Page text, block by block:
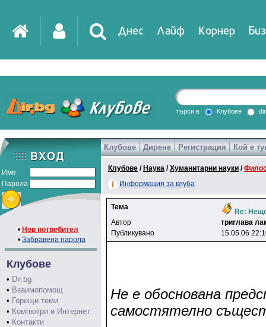
Днес Лайф Корнер
DirTV Impressio
Games
търси в Клубове
Име
Парола
• Нов потребител
• Забравена парола
Клубове
• Dir.bg
• Взаимопомощ
• Горещи теми
• Компютри и Интернет
• Контакти
Клубове Дирене Регистрация Кой е
Клубове / Наука /Хуманитарни науки /
Информация за клуба
Тема
Re:
Автор
тpиrлaвa
Публикувано
15.05.06
Не е обоснована
самостятелно